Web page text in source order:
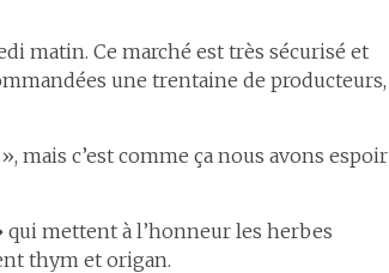
matin. Ce marché est très sécurisé et
une trentaine de producteurs,
mais c’est comme ça nous avons espoir
qui mettent à l’honneur les herbes
thym et origan.